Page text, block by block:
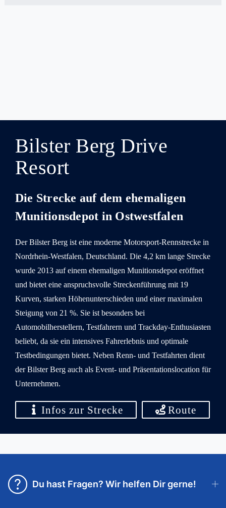
Bilster Berg Drive
Resort
Die Strecke auf dem ehemaligen
Munitionsdepot in Ostwestfalen
Der Bilster Berg ist eine moderne Motorsport-Rennstrecke in
Nordrhein-Westfalen, Deutschland. Die 4,2 km lange Strecke
wurde 2013 auf einem ehemaligen Munitionsdepot eröffnet
und bietet eine anspruchsvolle Streckenführung mit 19
Kurven, starken Höhenunterschieden und einer maximalen
Steigung von 21 %. Sie ist besonders bei
Automobilherstellern, Testfahrern und Trackday-Enthusiasten
beliebt, da sie ein intensives Fahrerlebnis und optimale
Testbedingungen bietet. Neben Renn- und Testfahrten dient
der Bilster Berg auch als Event- und Präsentationslocation für
Unternehmen.
Infos zur Strecke Route
Du hast Fragen? Wir helfen Dir gerne!